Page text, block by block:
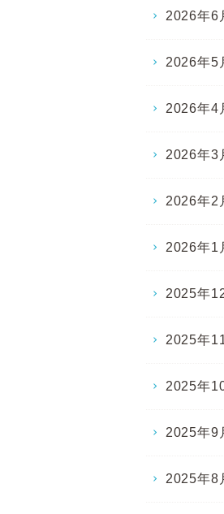
2026年6
2026年5
2026年4
2026年3
2026年2
2026年1
2025年
2025年
2025年
2025年9
2025年8